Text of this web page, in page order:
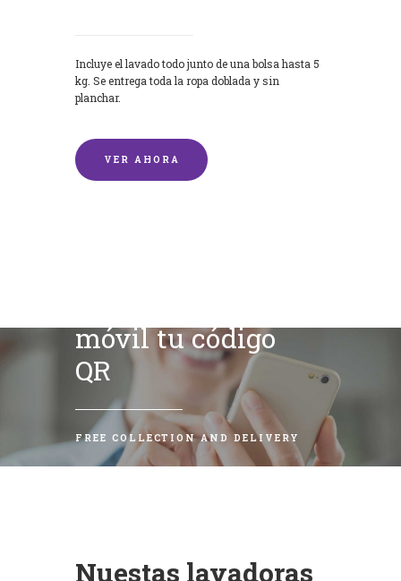
Incluye el lavado todo junto de una bolsa hasta 5
kg. Se entrega toda la ropa doblada y sin
planchar.
VER AHORA
móvil tu código
QR
FREE COLLECTION AND DELIVERY
Nuestas lavadoras